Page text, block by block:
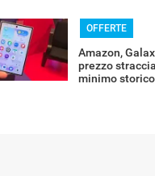
OFFERTE
Amazon,
prezzo
minimo